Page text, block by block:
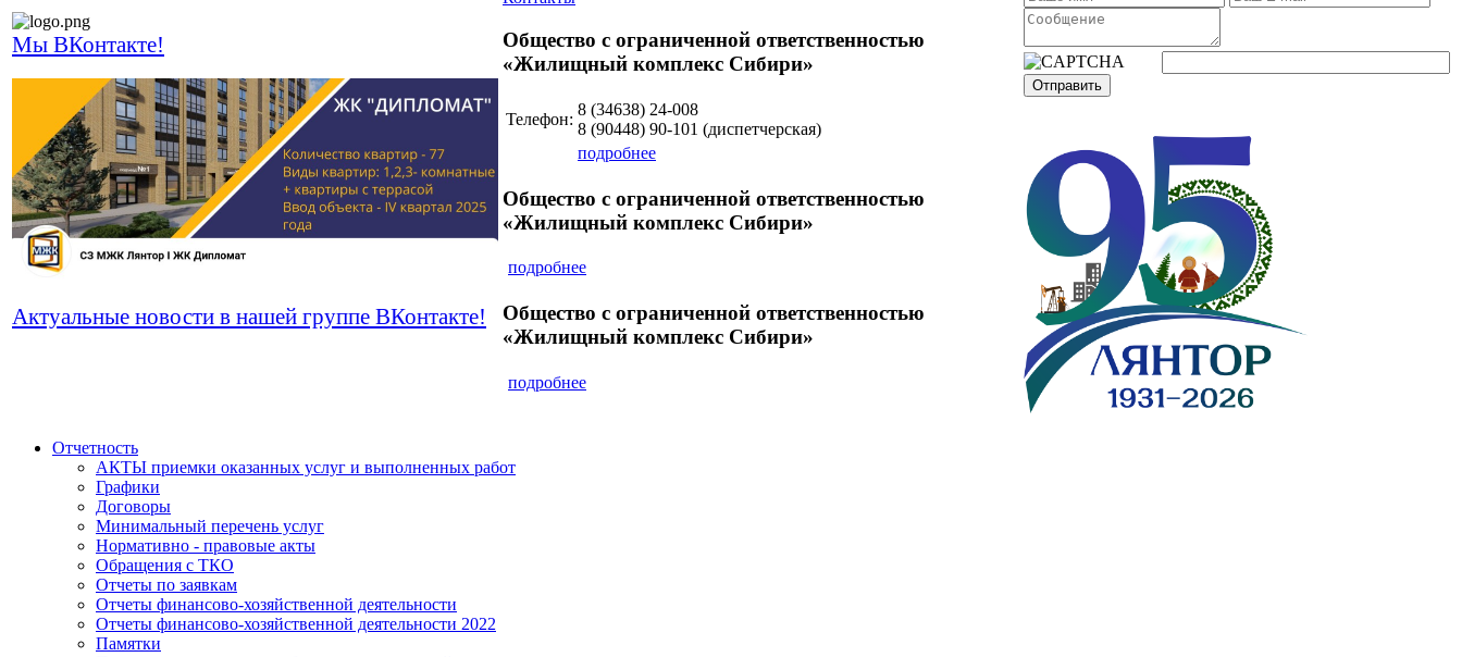
Мы ВКонтакте!
Актуальные новости в нашей группе ВКонтакте!
Общество с ограниченной ответственностью
«Жилищный комплекс Сибири»
Телефон:
8 (34638) 24-008
8 (90448) 90-101 (диспетчерская)
подробнее
Общество с ограниченной ответственностью
«Жилищный комплекс Сибири»
подробнее
Общество с ограниченной ответственностью
«Жилищный комплекс Сибири»
подробнее
Отправить
Отчетность
АКТЫ приемки оказанных услуг и выполненных работ
Графики
Договоры
Минимальный перечень услуг
Нормативно - правовые акты
Обращения с ТКО
Отчеты по заявкам
Отчеты финансово-хозяйственной деятельности
Отчеты финансово-хозяйственной деятельности 2022
Памятки